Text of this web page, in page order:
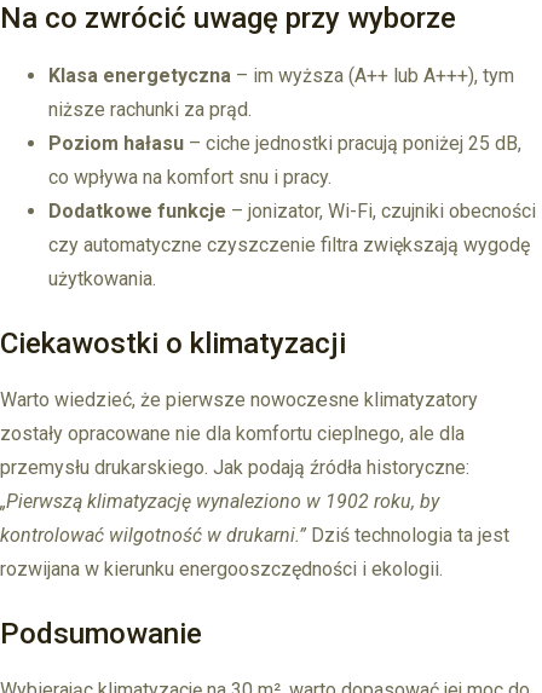
Na co zwrócić uwagę przy wyborze
Klasa energetyczna – im wyższa (A++ lub A+++), tym
niższe rachunki za prąd.
Poziom hałasu – ciche jednostki pracują poniżej 25 dB,
co wpływa na komfort snu i pracy.
Dodatkowe funkcje – jonizator, Wi-Fi, czujniki obecności
czy automatyczne czyszczenie filtra zwiększają wygodę
użytkowania.
Ciekawostki o klimatyzacji
Warto wiedzieć, że pierwsze nowoczesne klimatyzatory
zostały opracowane nie dla komfortu cieplnego, ale dla
przemysłu drukarskiego. Jak podają źródła historyczne:
„Pierwszą klimatyzację wynaleziono w 1902 roku, by
kontrolować wilgotność w drukarni.” Dziś technologia ta jest
rozwijana w kierunku energooszczędności i ekologii.
Podsumowanie